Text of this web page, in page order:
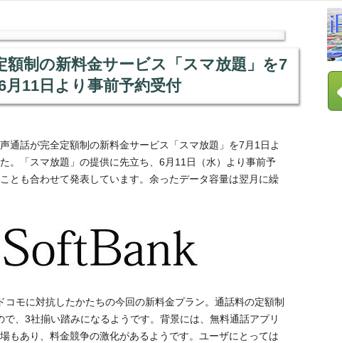
額制の新料金サービス「スマ放題」を7
月11日より事前予約受付
通話が完全定額制の新料金サービス「スマ放題」を7月1日よ
。「スマ放題」の提供に先立ち、6月11日（水）より事前予
とも合わせて発表しています。余ったデータ容量は翌月に繰
モに対抗したかたちの今回の新料金プラン。通話料の定額制
、3社揃い踏みになるようです。背景には、無料通話アプリ
もあり、料金競争の激化があるようです。ユーザにとっては